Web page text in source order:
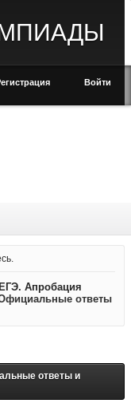
Войти
Апробация
ответы
ответы и